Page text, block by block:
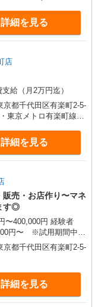
イーレ大阪店／岡山一
多阪急店／天神ソラ
東北線)中央口(約2分)
詳細を見る
店
給（月2万円迄）
都千代田区有楽町2-5-
京メトロ有楽町線
詳細を見る
販売・お店作り〜マネ
す◎
〜400,000円 経験者
円〜 ※試用期間中は
：30,800円（月給に
加で残業手当支給 ※月
期間（2〜3ヶ月）も
かつ賃貸の場合のみ別
都千代田区有楽町2-5-
詳細を見る